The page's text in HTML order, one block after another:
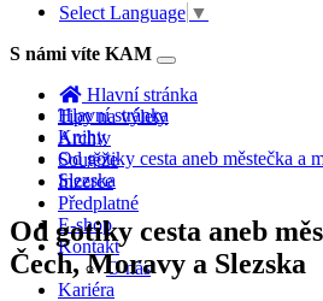
Select Language ▼
S námi víte KAM
Toggle
navigation
Hlavní stránka
Tipy na výlety
Archiv
Soutěže
Inzerce
Předplatné
E-shop
Kontakt
O nás
Kariéra
Hlavní stránka
Knihy
Od gotiky cesta aneb městečka a
Slezska
Od gotiky cesta aneb
Čech, Moravy a Slezska